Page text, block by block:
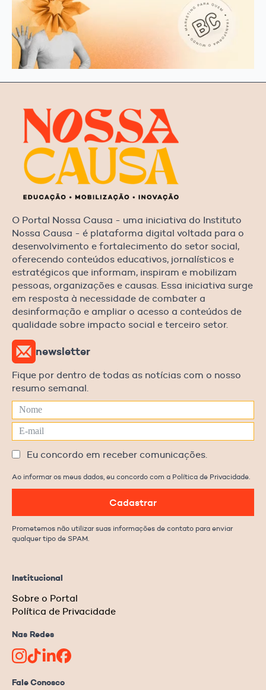
O Portal Nossa Causa - uma iniciativa do Instituto
Nossa Causa - é plataforma digital voltada para o
desenvolvimento e fortalecimento do setor social,
oferecendo conteúdos educativos, jornalísticos e
estratégicos que informam, inspiram e mobilizam
pessoas, organizações e causas. Essa iniciativa surge
em resposta à necessidade de combater a
desinformação e ampliar o acesso a conteúdos de
qualidade sobre impacto social e terceiro setor.
Institucional
Sobre o Portal
Política de Privacidade
Nas Redes
Fale Conosco
newsletter
Fique por dentro de todas as notícias com o nosso
resumo semanal.
Eu concordo em receber comunicações.
Ao informar os meus dados, eu concordo com a Política de Privacidade.
Cadastrar
Prometemos não utilizar suas informações de contato para enviar
qualquer tipo de SPAM.